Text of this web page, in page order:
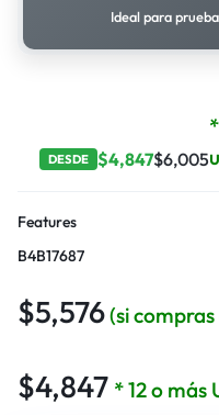
Ideal para
DESDE $4,847$6,005
Features
B4B17687
$5,576(si compras
$4,847 * 12 o más